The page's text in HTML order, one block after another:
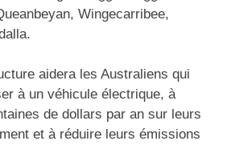
Wingecarribee,
aidera les Australiens qui
à un véhicule électrique, à
de dollars par an sur leurs
et à réduire leurs émissions